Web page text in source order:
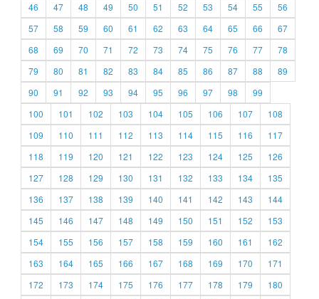
46
47 48 49 50 51 52 53 54 55
56
57
58 59 60 61 62 63 64 65 66
67
68
69 70 71 72 73 74 75 76 77
78
79
80 81 82 83 84 85 86 87 88
89
90
91 92 93 94 95 96 97 98
99
100
101 102 103 104 105 106 107
108
109
110 111 112 113 114 115 116
117
118
119 120 121 122 123 124 125
126
127
128 129 130 131 132 133 134
135
136
137 138 139 140 141 142 143
144
145
146 147 148 149 150 151 152
153
154
155 156 157 158 159 160 161
162
163
164 165 166 167 168 169 170
171
172
173 174 175 176 177 178 179
180